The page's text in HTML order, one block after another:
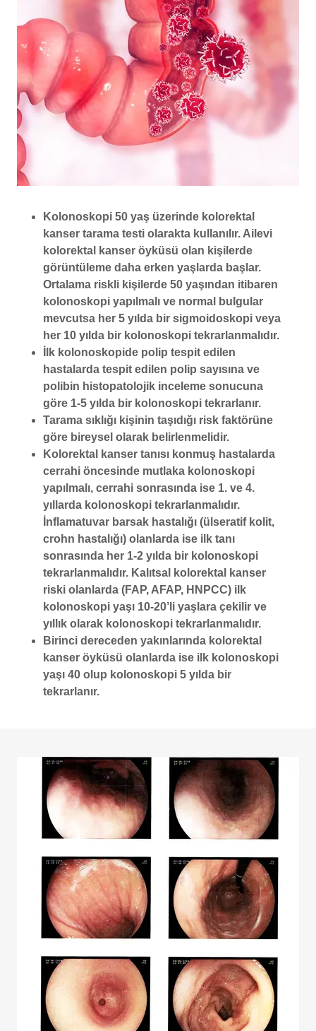
Kolonoskopi 50 yaş üzerinde kolorektal
kanser tarama testi olarakta kullanılır. Ailevi
kolorektal kanser öyküsü olan kişilerde
görüntüleme daha erken yaşlarda başlar.
Ortalama riskli kişilerde 50 yaşından itibaren
kolonoskopi yapılmalı ve normal bulgular
mevcutsa her 5 yılda bir sigmoidoskopi veya
her 10 yılda bir kolonoskopi tekrarlanmalıdır.
İlk kolonoskopide polip tespit edilen
hastalarda tespit edilen polip sayısına ve
polibin histopatolojik inceleme sonucuna
göre 1-5 yılda bir kolonoskopi tekrarlanır.
Tarama sıklığı kişinin taşıdığı risk faktörüne
göre bireysel olarak belirlenmelidir.
Kolorektal kanser tanısı konmuş hastalarda
cerrahi öncesinde mutlaka kolonoskopi
yapılmalı, cerrahi sonrasında ise 1. ve 4.
yıllarda kolonoskopi tekrarlanmalıdır.
İnflamatuvar barsak hastalığı (ülseratif kolit,
crohn hastalığı) olanlarda ise ilk tanı
sonrasında her 1-2 yılda bir kolonoskopi
tekrarlanmalıdır. Kalıtsal kolorektal kanser
riski olanlarda (FAP, AFAP, HNPCC) ilk
kolonoskopi yaşı 10-20’li yaşlara çekilir ve
yıllık olarak kolonoskopi tekrarlanmalıdır.
Birinci dereceden yakınlarında kolorektal
kanser öyküsü olanlarda ise ilk kolonoskopi
yaşı 40 olup kolonoskopi 5 yılda bir
tekrarlanır.